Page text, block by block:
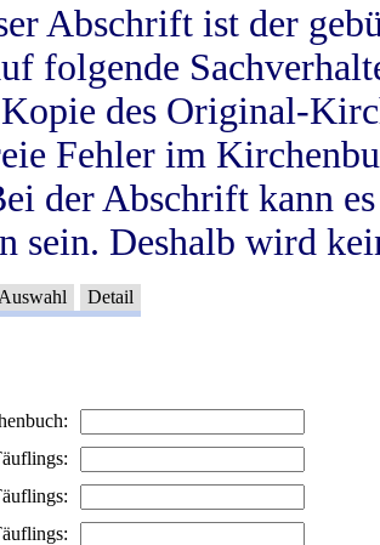
Abschrift ist der
folgende
des Original-
Fehler im
der Abschrift kann
sein. Deshalb wird
Auswahl Detail